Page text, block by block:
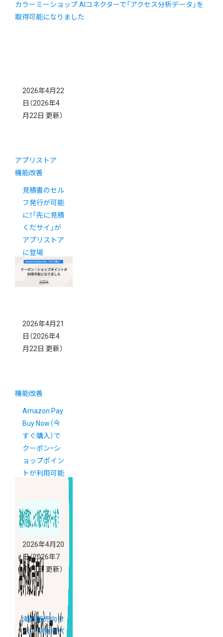
カラーミーショップ AIコネクターで「アクセス分析データ」を
取得可能になりました
2026年4月22
日 （2026年4
月22日 更新）
アプリストア
機能改善
見積書のセル
フ発行が可能
に！「先に見積
くだサイ」が
アプリストア
に登場
2026年4月21
日 （2026年4
月22日 更新）
機能改善
Amazon Pay
Buy Now（今
すぐ購入）で
クーポン・シ
ョップポイン
トが利用可能
2026年4月20
日（2026年7
月13日 更新）
海外販売向け
ページ制作パ